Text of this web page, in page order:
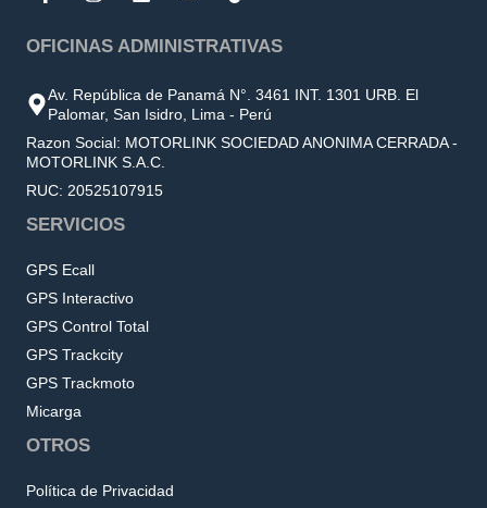
OFICINAS ADMINISTRATIVAS
Av. República de Panamá N°. 3461 INT. 1301 URB. El
Palomar, San Isidro, Lima - Perú
Razon Social: MOTORLINK SOCIEDAD ANONIMA CERRADA -
MOTORLINK S.A.C.
RUC: 20525107915
SERVICIOS
GPS Ecall
GPS Interactivo
GPS Control Total
GPS Trackcity
GPS Trackmoto
Micarga
OTROS
Política de Privacidad